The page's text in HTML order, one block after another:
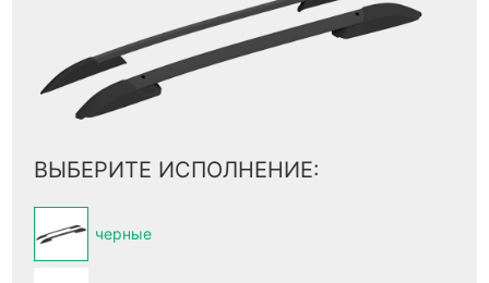
ВЫБЕРИТЕ ИСПОЛНЕНИЕ:
черные